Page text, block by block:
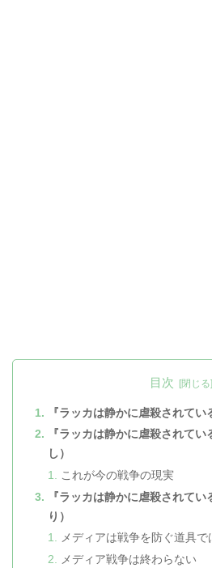
目次
『ラッカは静かに虐殺されてい
『ラッカは静かに虐殺されて
し）
これが今の戦争の現実
『ラッカは静かに虐殺されて
り）
メディアは戦争を防ぐ道具
メディア戦争は終わらない